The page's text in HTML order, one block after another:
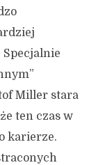
Miller stara
ten czas w
karierze.